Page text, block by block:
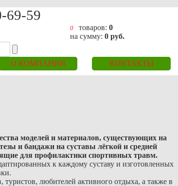
69-59
0 товаров:0
на сумму:0руб.
О КОМПАНИИ КОНТАКТЫ
моделей и материалов, существующих на
и бандажи на суставы лёгкой и средней
для профилактики спортивных травм.
к каждому суставу и изготовленных
любителей активного отдыха, а также в